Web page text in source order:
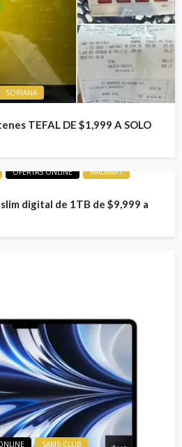
SORIANA
TEFAL DE $1,999 A SOLO
OFERTAS ONLINE WALMART
digital de 1TB de $9,999 a
SAMS CLUB